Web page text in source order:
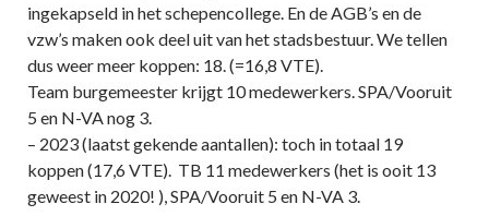
ingekapseld in het schepencollege. En de AGB’s en de
vzw’s maken ook deel uit van het stadsbestuur. We tellen
dus weer meer koppen: 18. (=16,8 VTE).
Team burgemeester krijgt 10 medewerkers. SPA/Vooruit
5 en N-VA nog 3.
– 2023 (laatst gekende aantallen): toch in totaal 19
koppen (17,6 VTE). TB 11 medewerkers (het is ooit 13
geweest in 2020! ), SPA/Vooruit 5 en N-VA 3.